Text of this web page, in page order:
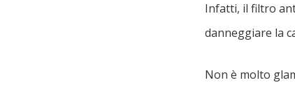
Infatti, il filtro
danneggiare la
Non è molto